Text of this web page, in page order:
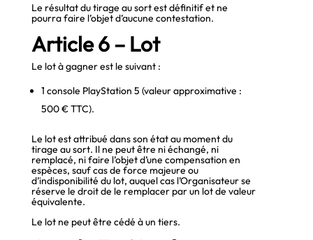
Le résultat du tirage au sort est définitif et ne
pourra faire l’objet d’aucune contestation.
Article 6 – Lot
Le lot à gagner est le suivant :
1 console PlayStation 5 (valeur approximative :
500 € TTC).
Le lot est attribué dans son état au moment du
tirage au sort. Il ne peut être ni échangé, ni
remplacé, ni faire l’objet d’une compensation en
espèces, sauf cas de force majeure ou
d’indisponibilité du lot, auquel cas l’Organisateur se
réserve le droit de le remplacer par un lot de valeur
équivalente.
Le lot ne peut être cédé à un tiers.